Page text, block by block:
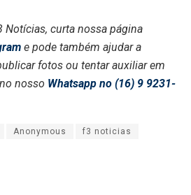
Notícias, curta nossa página
e pode também ajudar a
fotos ou tentar auxiliar em
nosso Whatsapp no (16) 9 9231-
Anonymous f3 noticias